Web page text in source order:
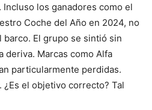
Incluso los ganadores como el
Coche del Año en 2024, no
El grupo se sintió sin
deriva. Marcas como Alfa
particularmente perdidas.
el objetivo correcto? Tal